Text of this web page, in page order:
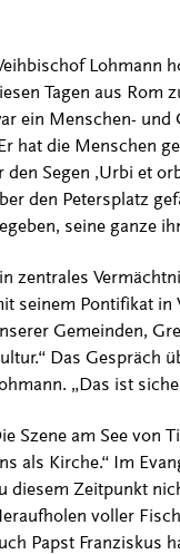
Lohmann
Tagen aus Rom
ein Menschen- und
hat die Menschen
den Segen ,Urbi et
den Petersplatz
seine ganze
zentrales
seinem Pontifikat in
Gemeinden,
Das Gespräch
„Das ist
Szene am See von
als Kirche.“ Im
diesem Zeitpunkt
voller
Papst Franziskus